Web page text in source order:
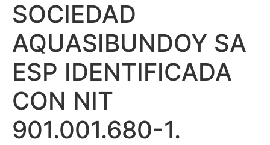
SOCIEDAD
AQUASIBUNDOY SA
ESP IDENTIFICADA
CON NIT
901.001.680-1.